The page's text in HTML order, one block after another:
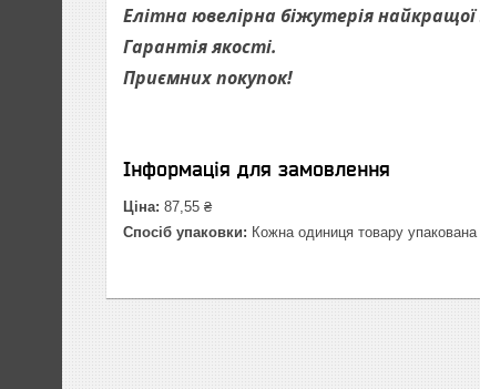
Елітна ювелірна біжутерія
Гарантія якості.
Приємних покупок!
Інформація для замовлення
Ціна: 87,55 ₴
Спосіб упаковки: Кожна одиниця товару